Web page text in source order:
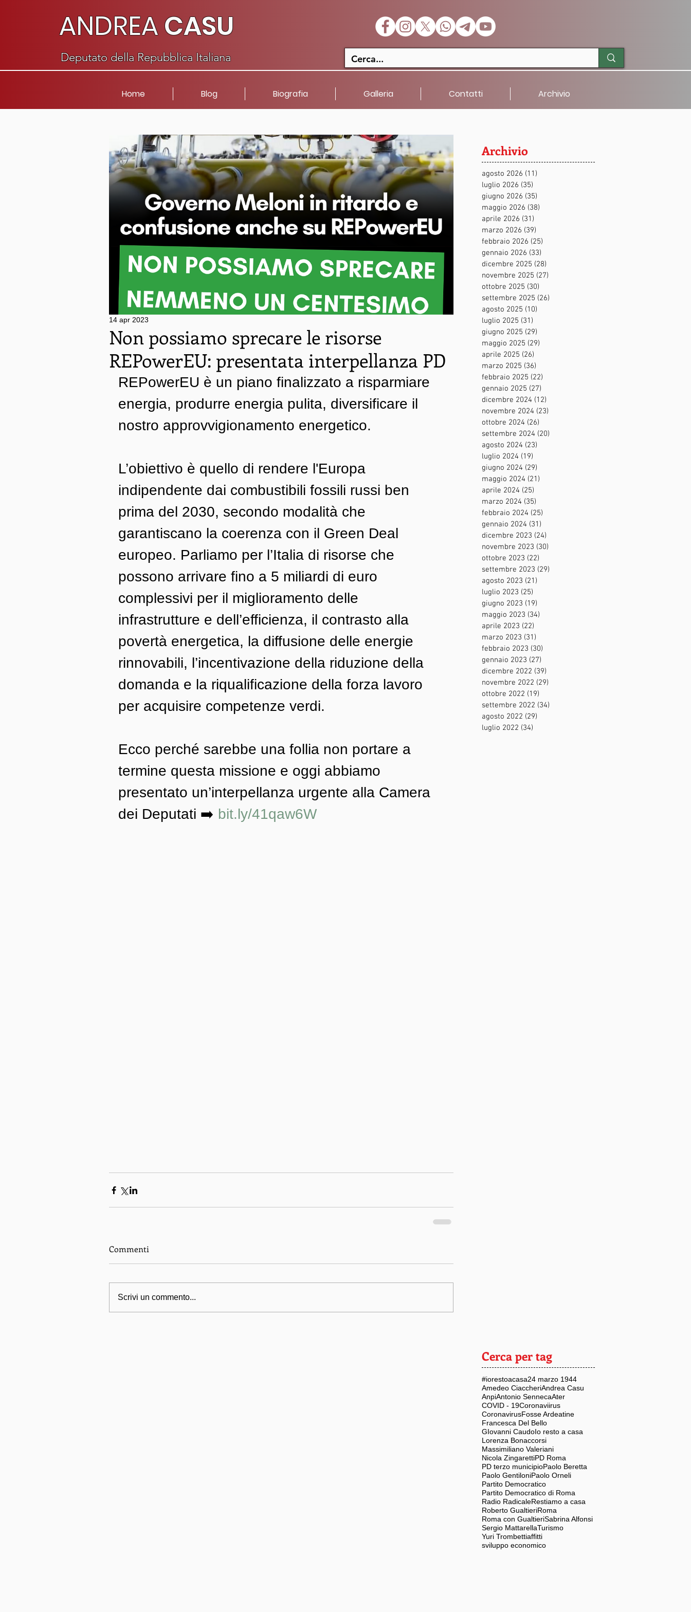
ANDREACASU
Deputato della Repubblica Italiana
Home Blog Biografia Galleria Contatti Archivio
Non possiamo sprecare le risorse
REPowerEU: presentata interpellanza PD
14 apr 2023
REPowerEU è un piano finalizzato a risparmiare
energia, produrre energia pulita, diversificare il
nostro approvvigionamento energetico.
L’obiettivo è quello di rendere l'Europa
indipendente dai combustibili fossili russi ben
prima del 2030, secondo modalità che
garantiscano la coerenza con il Green Deal
europeo. Parliamo per l’Italia di risorse che
possono arrivare fino a 5 miliardi di euro
complessivi per il miglioramento delle
infrastrutture e dell’efficienza, il contrasto alla
povertà energetica, la diffusione delle energie
rinnovabili, l’incentivazione della riduzione della
domanda e la riqualificazione della forza lavoro
per acquisire competenze verdi.
Ecco perché sarebbe una follia non portare a
termine questa missione e oggi abbiamo
presentato un’interpellanza urgente alla Camera
dei Deputati ➡️ bit.ly/41qaw6W
Commenti
Scrivi un commento...
Archivio
agosto 2026 (11)
luglio 2026 (35)
giugno 2026 (35)
maggio 2026 (38)
aprile 2026 (31)
marzo 2026 (39)
febbraio 2026 (25)
gennaio 2026 (33)
dicembre 2025 (28)
novembre 2025 (27)
ottobre 2025 (30)
settembre 2025 (26)
agosto 2025 (10)
luglio 2025 (31)
giugno 2025 (29)
maggio 2025 (29)
aprile 2025 (26)
marzo 2025 (36)
febbraio 2025 (22)
gennaio 2025 (27)
dicembre 2024 (12)
novembre 2024 (23)
ottobre 2024 (26)
settembre 2024 (20)
agosto 2024 (23)
luglio 2024 (19)
giugno 2024 (29)
maggio 2024 (21)
aprile 2024 (25)
marzo 2024 (35)
febbraio 2024 (25)
gennaio 2024 (31)
dicembre 2023 (24)
novembre 2023 (30)
ottobre 2023 (22)
settembre 2023 (29)
agosto 2023 (21)
luglio 2023 (25)
giugno 2023 (19)
maggio 2023 (34)
aprile 2023 (22)
marzo 2023 (31)
febbraio 2023 (30)
gennaio 2023 (27)
dicembre 2022 (39)
novembre 2022 (29)
ottobre 2022 (19)
settembre 2022 (34)
agosto 2022 (29)
luglio 2022 (34)
Cerca per tag
#iorestoacasa24 marzo 1944
Amedeo CiaccheriAndrea Casu
AnpiAntonio SennecaAter
COVID - 19Coronaviirus
CoronavirusFosse Ardeatine
Francesca Del Bello
GIovanni CaudoIo resto a casa
Lorenza Bonaccorsi
Massimiliano Valeriani
Nicola ZingarettiPD Roma
PD terzo municipioPaolo Beretta
Paolo GentiloniPaolo Orneli
Partito Democratico
Partito Democratico di Roma
Radio RadicaleRestiamo a casa
Roberto GualtieriRoma
Roma con GualtieriSabrina Alfonsi
Sergio MattarellaTurismo
Yuri Trombettiaffitti
sviluppo economico